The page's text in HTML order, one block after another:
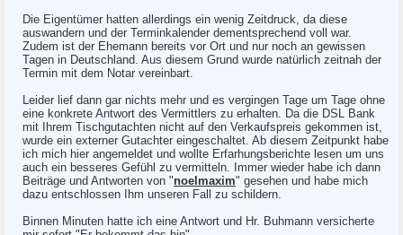
Die Eigentümer hatten allerdings ein wenig Zeitdruck, da diese
auswandern und der Terminkalender dementsprechend voll war.
Zudem ist der Ehemann bereits vor Ort und nur noch an gewissen
Tagen in Deutschland. Aus diesem Grund wurde natürlich zeitnah der
Termin mit dem Notar vereinbart.
Leider lief dann gar nichts mehr und es vergingen Tage um Tage ohne
eine konkrete Antwort des Vermittlers zu erhalten. Da die DSL Bank
mit Ihrem Tischgutachten nicht auf den Verkaufspreis gekommen ist,
wurde ein externer Gutachter eingeschaltet. Ab diesem Zeitpunkt habe
ich mich hier angemeldet und wollte Erfarhungsberichte lesen um uns
auch ein besseres Gefühl zu vermitteln. Immer wieder habe ich dann
Beiträge und Antworten von "noelmaxim" gesehen und habe mich
dazu entschlossen Ihm unseren Fall zu schildern.
Binnen Minuten hatte ich eine Antwort und Hr. Buhmann versicherte